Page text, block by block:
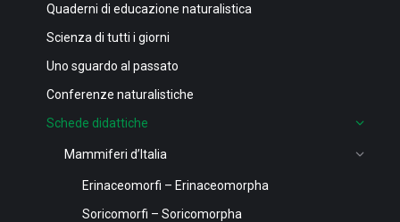
Quaderni di educazione naturalistica
Scienza di tutti i giorni
Uno sguardo al passato
Conferenze naturalistiche
Schede didattiche
Mammiferi d’Italia
Erinaceomorfi – Erinaceomorpha
Soricomorfi – Soricomorpha